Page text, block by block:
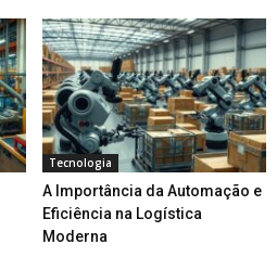
Tecnologia
A Importância da Automação e
Eficiência na Logística
Moderna